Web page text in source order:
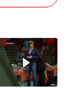
气血
滑雪”不实
U17国足点球大战淘汰河床晋级决赛
全球首个长时储能一体化产业园量产